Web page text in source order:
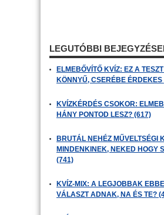
LEGUTÓBBI
ELMEBŐVÍTŐ KVÍZ: EZ A TESZT
KÖNNYŰ, CSERÉBE ÉRDEKES
KVÍZKÉRDÉS CSOKOR:
HÁNY PONTOD LESZ? (617)
BRUTÁL NEHÉZ MŰVELTSÉGI
MINDENKINEK, NEKED HOGY
(741)
KVÍZ-MIX: A LEGJOBBAK
VÁLASZT ADNAK, NA ÉS TE?